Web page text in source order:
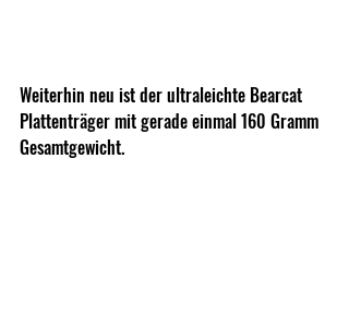
Weiterhin neu ist der ultraleichte Bearcat
Plattenträger mit gerade einmal 160 Gramm
Gesamtgewicht.